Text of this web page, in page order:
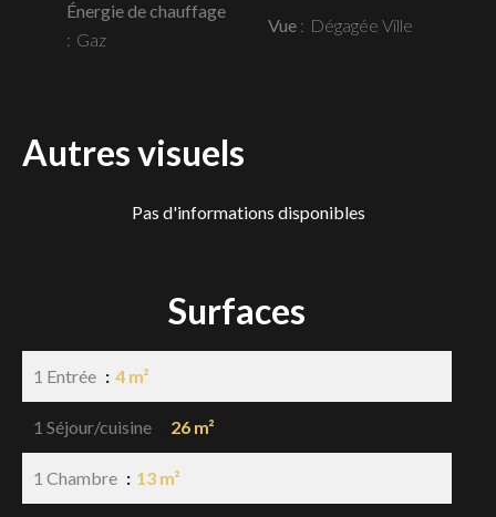
Énergie de chauffage
Gaz
Vue Dégagée Ville
Autres visuels
Pas d'informations disponibles
Surfaces
1 Entrée 4 m²
1 Séjour/cuisine 26 m²
1 Chambre 13 m²